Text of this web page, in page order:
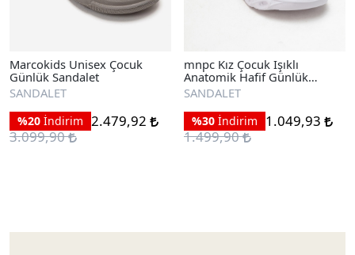
Marcokids Unisex Çocuk
Günlük Sandalet
SANDALET
%20 İndirim 2.479,92
3.099,90
mnpc Kız Çocuk Işıklı
Anatomik Hafif Günlük
Sandalet
SANDALET
%30 İndirim
1.049,93
1.499,90